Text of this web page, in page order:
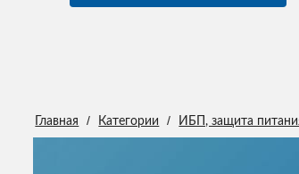
Главная / Категории / ИБП, защита